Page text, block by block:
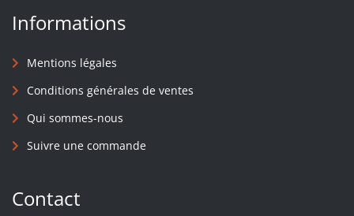
Informations
Mentions légales
Conditions générales de ventes
Qui sommes-nous
Suivre une commande
Contact